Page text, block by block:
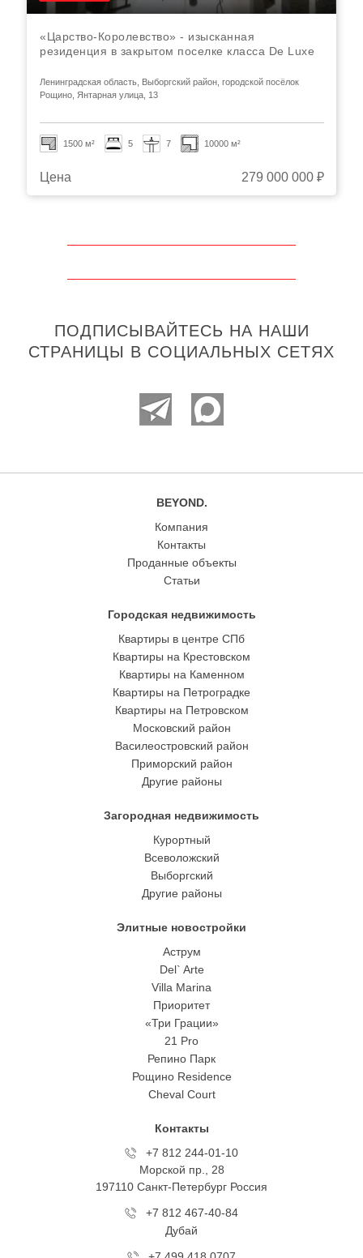
«Царство-Королевство» - изысканная
резиденция в закрытом поселке класса De Luxe
Ленинградская область, Выборгский район, городской посёлок
Рощино, Янтарная улица, 13
1500 м² 5 7 10000 м²
Цена 279 000 000 ₽
ПОДПИСЫВАЙТЕСЬ НА НАШИ
СТРАНИЦЫ В СОЦИАЛЬНЫХ СЕТЯХ
BEYOND.
Компания
Контакты
Проданные объекты
Статьи
Городская недвижимость
Квартиры в центре СПб
Квартиры на Крестовском
Квартиры на Каменном
Квартиры на Петроградке
Квартиры на Петровском
Московский район
Василеостровский район
Приморский район
Другие районы
Загородная недвижимость
Курортный
Всеволожский
Выборгский
Другие районы
Элитные новостройки
Аструм
Del` Arte
Villa Marina
Приоритет
«Три Грации»
21 Pro
Репино Парк
Рощино Residence
Cheval Court
Контакты
+7 812 244-01-10
Морской пр., 28
197110 Санкт-Петербург Росcия
+7 812 467-40-84
Дубай